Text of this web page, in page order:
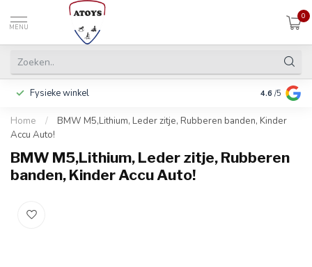
MENU
0
Fysieke winkel Inclusief
4.6 /5
Home /
BMW M5,Lithium, Leder zitje, Rubberen banden, Kinder
Accu Auto!
BMW M5,Lithium, Leder zitje, Rubberen
banden, Kinder Accu Auto!